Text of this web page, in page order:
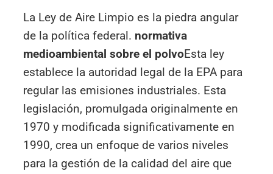
La Ley de Aire Limpio es la piedra angular
de la política federal. normativa
medioambiental sobre el polvoEsta ley
establece la autoridad legal de la EPA para
regular las emisiones industriales. Esta
legislación, promulgada originalmente en
1970 y modificada significativamente en
1990, crea un enfoque de varios niveles
para la gestión de la calidad del aire que